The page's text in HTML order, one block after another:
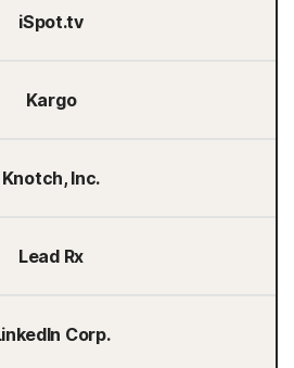
iSpot.tv
Kargo
Knotch, Inc.
Lead Rx
Corp.